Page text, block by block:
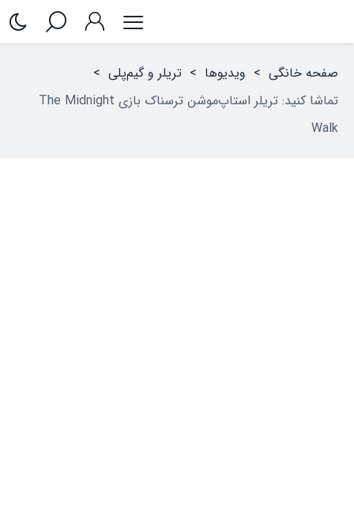
صفحه خانگی > ویدیوها > تریلر و گیم‌پلی >
تماشا کنید: تریلر استاپ‌موشن ترسناک بازی The Midnight
Walk